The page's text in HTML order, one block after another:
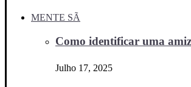
MENTE SÃ
Como identificar uma
Julho 17, 2025